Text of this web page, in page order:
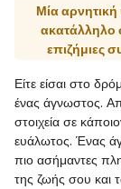
Μία
ακατάλληλο
επιζήμιες
Είτε είσαι στο
ένας άγνωστος.
στοιχεία σε
ευάλωτος. Ένας
πιο ασήμαντες
της ζωής σου και